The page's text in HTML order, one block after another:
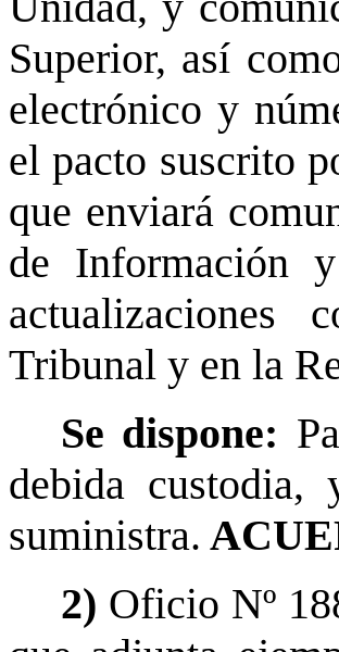
Superior, así
electrónico y
el pacto suscrito
que enviará
de Información
actualizaciones
Tribunal y en la
Se dispone:
debida
suministra.
2) Oficio Nº